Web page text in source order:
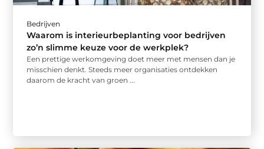
Bedrijven
Waarom is interieurbeplanting voor bedrijven
zo’n slimme keuze voor de werkplek?
Een prettige werkomgeving doet meer met mensen dan je
misschien denkt. Steeds meer organisaties ontdekken
daarom de kracht van groen ...